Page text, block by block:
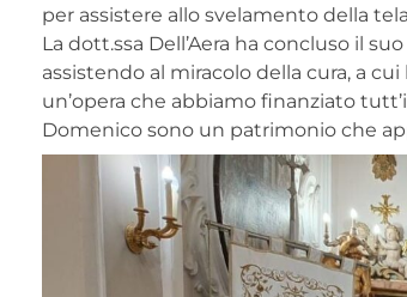
per assistere allo svelamento della
La dott.ssa Dell’Aera ha concluso il
assistendo al miracolo della cura, a
un’opera che abbiamo finanziato
Domenico sono un patrimonio che